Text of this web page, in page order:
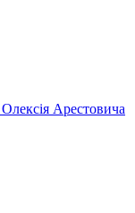
Арестовича